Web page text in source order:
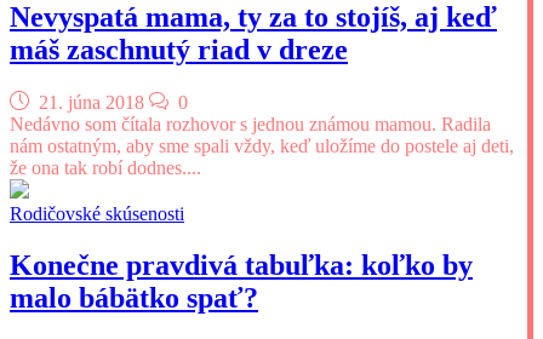
Nevyspatá mama, ty za to stojíš, aj keď
máš zaschnutý riad v dreze
21. júna 2018
0
Nedávno som čítala rozhovor s jednou známou mamou. Radila
nám ostatným, aby sme spali vždy, keď uložíme do postele aj deti,
že ona tak robí dodnes....
Rodičovské skúsenosti
Konečne pravdivá tabuľka: koľko by
malo bábätko spať?